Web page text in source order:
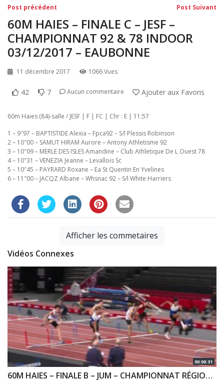
Navigation
de
l’article
Post précédent Post Suivant
60M HAIES – FINALE C – JESF –
CHAMPIONNAT 92 & 78 INDOOR
03/12/2017 – EAUBONNE
11 décembre 2017 1066 Vues
42 7 Aucun commentaire Ajouter aux Favoris
60m Haies (84)-salle / JESF | F | FC | Chr : E | 11:57
1 – 9″97 – BAPTISTIDE Alexia – Fpca92 – S/l Plessis Robinson
2 – 10″00 – SAMUT HIRAM Aurore – Antony Athletisme 92
3 – 10″09 – MERLE DES ISLES Amandine – Club Athletique De L Ouest 78
4 – 10″31 – VENEZIA Jeanne – Levallois Sc
5 – 10″45 – PAYRARD Roxane – Ea St Quentin En Yvelines
6 – 11″00 – JACQZ Albane – Whsnac 92 – S/l White Harriers
Afficher les commetaires
Vidéos Connexes
00:00:31
60M HAIES – FINALE B – JUM – CHAMPIONNAT RÉGIONAUX CA & JU 27/01/2019 – BERCY